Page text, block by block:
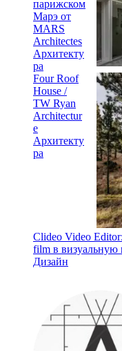
парижском
Марэ от
MARS
Architectes
Архитекту
ра
Four Roof
House /
TW Ryan
Architectur
e
Архитекту
ра
Clideo Video
film в визуальную
Дизайн